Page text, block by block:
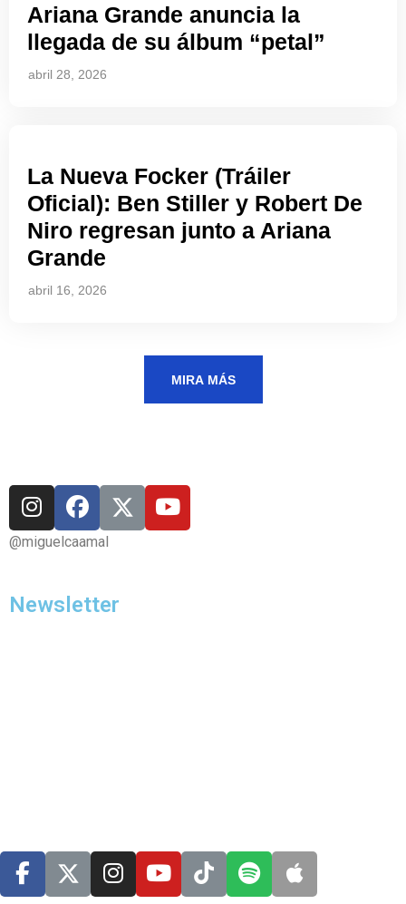
Ariana Grande anuncia la
llegada de su álbum “petal”
abril 28, 2026
La Nueva Focker (Tráiler
Oficial): Ben Stiller y Robert De
Niro regresan junto a Ariana
Grande
abril 16, 2026
MIRA MÁS
@miguelcaamal
Newsletter